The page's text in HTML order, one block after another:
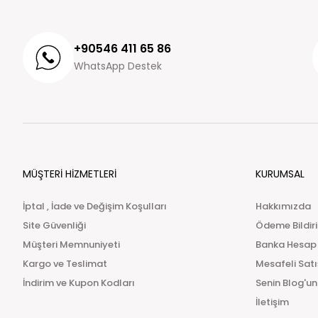
+90546 411 65 86
WhatsApp Destek
MÜŞTERİ HİZMETLERİ
İptal , İade ve Değişim Koşulları
Site Güvenliği
Müşteri Memnuniyeti
Kargo ve Teslimat
İndirim ve Kupon Kodları
KURUMSAL
Hakkımızda
Ödeme
Banka
Mesafeli
Senin Blog'un
İletişim